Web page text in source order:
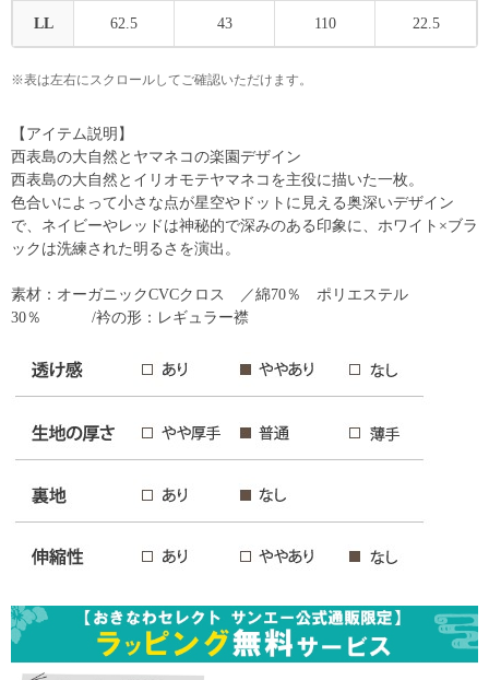
LL 62.5 43 110 22.5
※表は左右にスクロールしてご確認いただけます。
【アイテム説明】
西表島の大自然とヤマネコの楽園デザイン
西表島の大自然とイリオモテヤマネコを主役に描いた一枚。
色合いによって小さな点が星空やドットに見える奥深いデザイン
で、ネイビーやレッドは神秘的で深みのある印象に、ホワイト×ブラ
ックは洗練された明るさを演出。
素材：オーガニックCVCクロス ／綿70％ ポリエステル
30％ /衿の形：レギュラー襟